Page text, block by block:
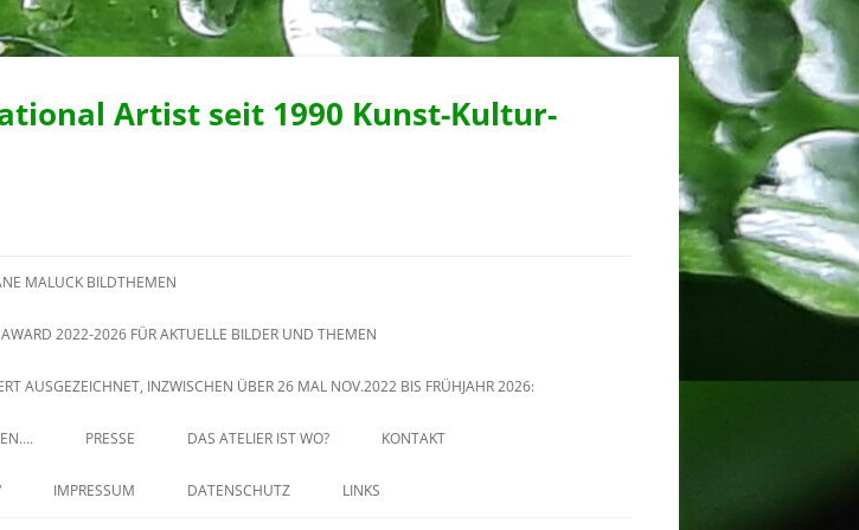
Artist seit 1990 Kunst-Kultur-
MALUCK BILDTHEMEN
GEMALTE
MALUCK. FINALIST
AWARD 2022-2026 FÜR AKTUELLE BILDER UND THEMEN
KONZEPTE UND WORKSHOPS
IHRER EHEMALIGEN PRIVATEN
AUSGEZEICHNET, INZWISCHEN ÜBER 26 MAL NOV.2022 BIS FRÜHJAHR 2026:
PRESSE DAS ATELIER IST WO? KONTAKT
IMPRESSUM DATENSCHUTZ LINKS